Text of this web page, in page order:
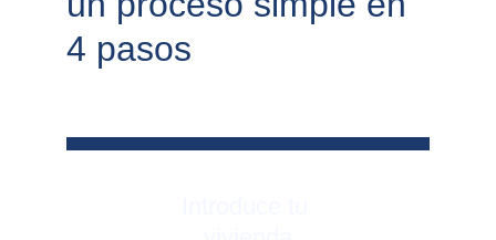
4 pasos